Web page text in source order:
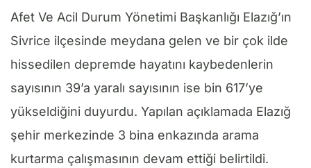
Afet Ve Acil Durum Yönetimi Başkanlığı Elazığ’ın
Sivrice ilçesinde meydana gelen ve bir çok ilde
hissedilen depremde hayatını kaybedenlerin
sayısının 39’a yaralı sayısının ise bin 617’ye
yükseldiğini duyurdu. Yapılan açıklamada Elazığ
şehir merkezinde 3 bina enkazında arama
kurtarma çalışmasının devam ettiği belirtildi.